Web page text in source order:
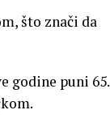
što znači da
godine puni 65.